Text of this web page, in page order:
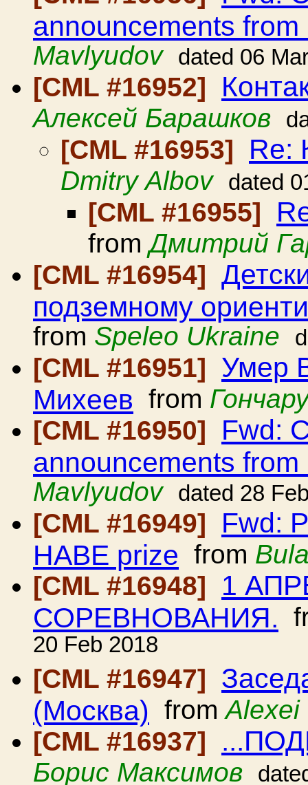
announcements from
Mavlyudov
dated 06
[CML #16952]
Алексей Барашков
[CML #16953] Re:
Dmitry Albov dated
[CML #16955]
fromДмитрий
[CML #16954]
подземному
from Speleo Ukraine
[CML #16951] Умер
Михеев from
[CML #16950]
Fwd:
announcements from
Mavlyudov
dated 28
[CML #16949] Fwd:
HABE prize from
[CML #16948]
1
СОРЕВНОВАНИЯ.
20 Feb 2018
[CML #16947]
(Москва) fromAlexei
[CML #16937]
Борис Максимов